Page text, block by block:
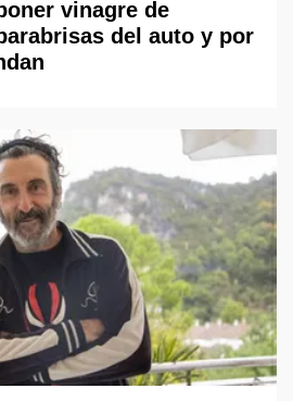
vinagre de
del auto y por